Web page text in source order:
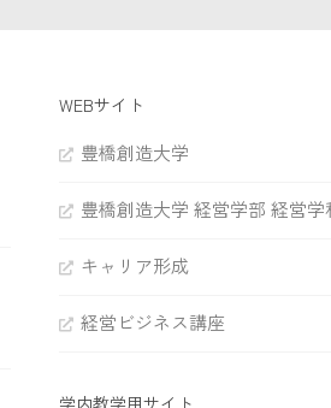
WEBサイト
豊橋創造大学
豊橋創造大学 経営学部 経営学
キャリア形成
経営ビジネス講座
学内教学用サイト